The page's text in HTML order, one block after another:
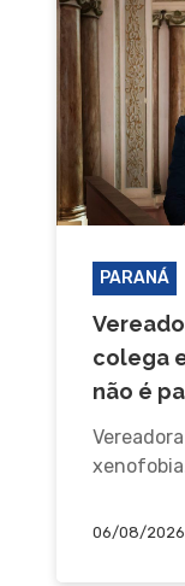
PARANÁ
colega
não é
06/08/2026